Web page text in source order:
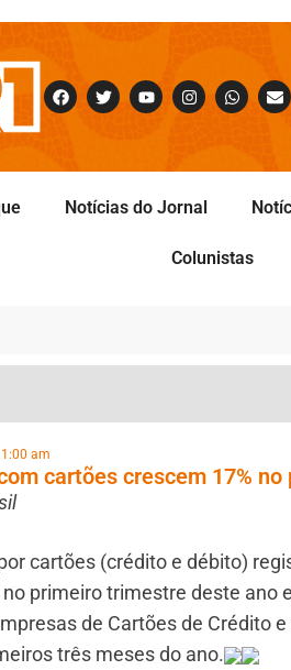
Notícias do Jornal
Colunistas
am
cartões crescem 17%
cartões (crédito e débito)
primeiro trimestre deste ano
de Cartões de Crédito
três meses do ano.